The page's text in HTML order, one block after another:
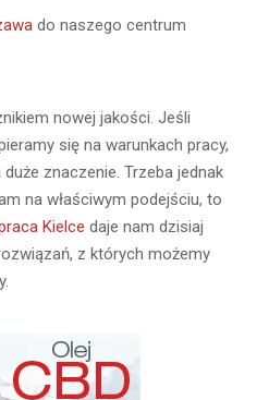
do naszego centrum
nowej jakości. Jeśli
się na warunkach pracy,
znaczenie. Trzeba jednak
na właściwym podejściu, to
Kielce daje nam dzisiaj
z których możemy